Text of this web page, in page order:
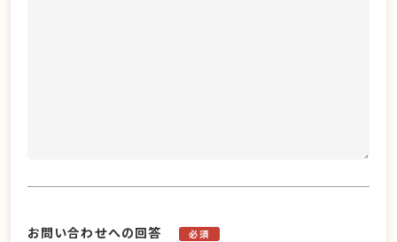
お問い合わせへの回答 必須